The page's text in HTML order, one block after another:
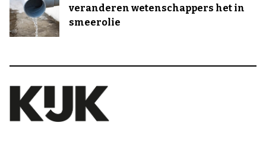
veranderen wetenschappers het in
smeerolie